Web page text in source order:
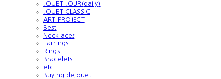
JOUET JOUR(daily)
JOUET CLASSIC
ART PROJECT
Best
Necklaces
Earrings
Rings
Bracelets
etc.
Buying dejouet